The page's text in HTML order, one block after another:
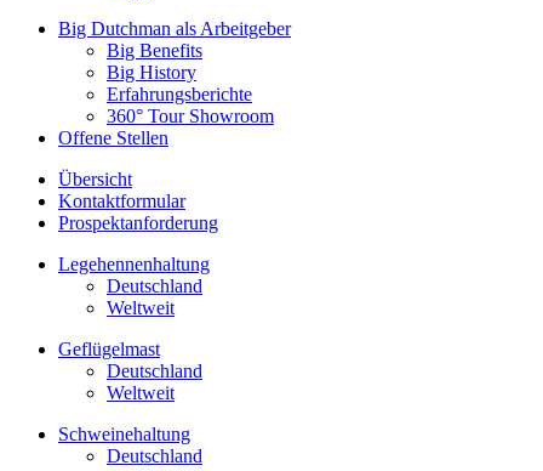
Big Dutchman als Arbeitgeber
Big Benefits
Big History
Erfahrungsberichte
360° Tour Showroom
Offene Stellen
Übersicht
Kontaktformular
Prospektanforderung
Legehennenhaltung
Deutschland
Weltweit
Geflügelmast
Deutschland
Weltweit
Schweinehaltung
Deutschland